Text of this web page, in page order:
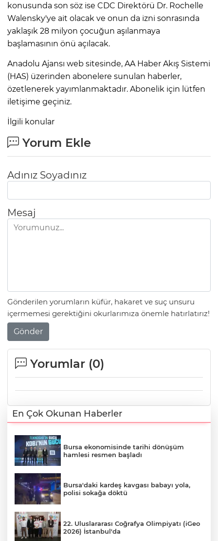
konusunda son söz ise CDC Direktörü Dr. Rochelle
Walensky'ye ait olacak ve onun da izni sonrasında
yaklaşık 28 milyon çocuğun aşılanmaya
başlamasının önü açılacak.
Anadolu Ajansı web sitesinde, AA Haber Akış Sistemi
(HAS) üzerinden abonelere sunulan haberler,
özetlenerek yayımlanmaktadır. Abonelik için lütfen
iletişime geçiniz.
İlgili konular
Yorum Ekle
Adınız Soyadınız
Mesaj
Gönderilen yorumların küfür, hakaret ve suç unsuru
içermemesi gerektiğini okurlarımıza önemle hatırlatırız!
Gönder
Yorumlar (0)
En Çok Okunan Haberler
Bursa ekonomisinde tarihi dönüşüm
hamlesi resmen başladı
Bursa'daki kardeş kavgası babayı yola,
polisi sokağa döktü
22. Uluslararası Coğrafya Olimpiyatı (iGeo
2026) İstanbul'da